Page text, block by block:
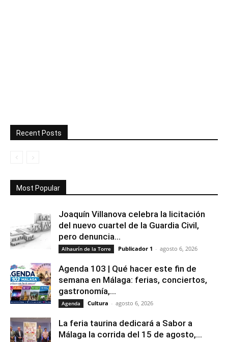
Recent Posts
Most Popular
Joaquín Villanova celebra la licitación
del nuevo cuartel de la Guardia Civil,
pero denuncia...
Alhaurín de la Torre Publicador 1 - agosto 6, 2026
Agenda 103 | Qué hacer este fin de
semana en Málaga: ferias, conciertos,
gastronomía,...
Agenda Cultura - agosto 6, 2026
La feria taurina dedicará a Sabor a
Málaga la corrida del 15 de agosto,...